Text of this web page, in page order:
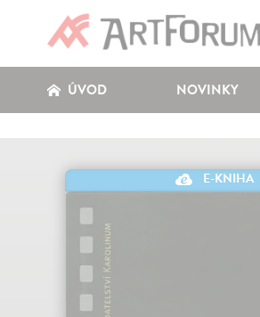
ÚVOD NOVINKY
E-KNIHA